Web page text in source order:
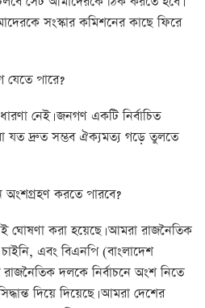
সংস্কার কমিশনের কাছে ফিরে
পারে?
নেই। জনগণ একটি নির্বাচিত
যত দ্রুত সম্ভব ঐক্যমত্য গড়ে তুলতে
অংশগ্রহণ করতে পারবে?
ঘোষণা করা হয়েছে। আমরা রাজনৈতিক
এবং বিএনপি (বাংলাদেশ
দলকে নির্বাচনে অংশ নিতে
দিয়ে দিয়েছে। আমরা দেশের